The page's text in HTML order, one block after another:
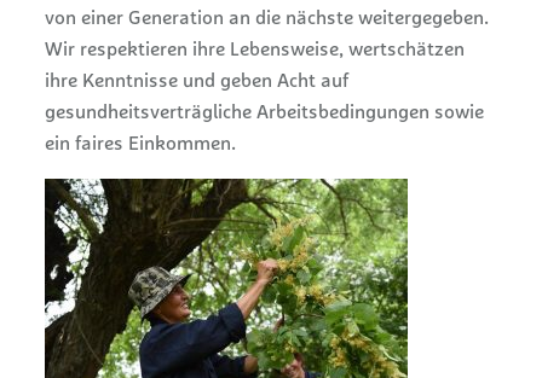
von einer Generation an die nächste weitergegeben.
Wir respektieren ihre Lebensweise, wertschätzen
ihre Kenntnisse und geben Acht auf
gesundheitsverträgliche Arbeitsbedingungen sowie
ein faires Einkommen.